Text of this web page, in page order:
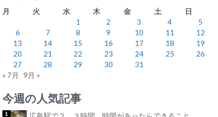
月
火 水 木 金 土
日
1
2 3 4
5
6
7 8 9 10 11
12
13
14 15 16 17 18
19
20
21 22 23 24 25
26
27
28 29 30
31
« 7月
9月 »
今週の人気記事